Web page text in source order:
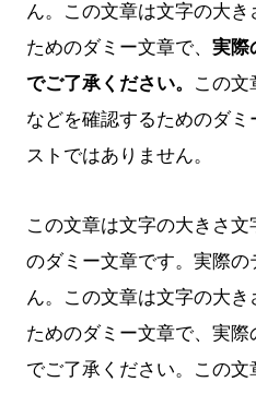
ん。この文章は文字の大
ためのダミー文章で、 実際
でご了承ください。
この文
などを確認するためのダ
ストではありません。
この文章は文字の大きさ
のダミー文章です。実際
ん。この文章は文字の大
ためのダミー文章で、実
でご了承ください。この